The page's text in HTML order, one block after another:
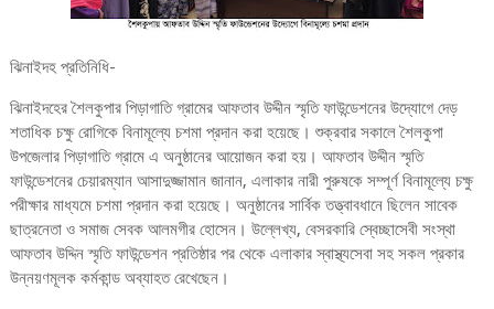
ঝিনাইদহ প্রতিনিধি-
ঝিনাইদহের শৈলকুপার পিড়াগাতি গ্রামের আফতাব উদ্দীন স্মৃতি ফাউন্ডেশনের উদ্যোগে দেড়
শতাধিক চক্ষু রোগিকে বিনামূল্যে চশমা প্রদান করা হয়েছে। শুক্রবার সকালে শৈলকুপা
উপজেলার পিড়াগাতি গ্রামে এ অনুষ্ঠানের আয়োজন করা হয়। আফতাব উদ্দীন স্মৃতি
ফাউন্ডেশনের চেয়ারম্যান আসাদুজ্জামান জানান, এলাকার নারী পুরুষকে সম্পূর্ণ বিনামূল্যে চক্ষু
পরীক্ষার মাধ্যমে চশমা প্রদান করা হয়েছে। অনুষ্ঠানের সার্বিক তত্ত্বাবধানে ছিলেন সাবেক
ছাত্রনেতা ও সমাজ সেবক আলমগীর হোসেন। উল্লেখ্য, বেসরকারি স্বেচ্ছাসেবী সংস্থা
আফতাব উদ্দিন স্মৃতি ফাউন্ডেশন প্রতিষ্ঠার পর থেকে এলাকার স্বাস্থ্যসেবা সহ সকল প্রকার
উন্নয়ণমূলক কর্মকান্ড অব্যাহত রেখেছেন।